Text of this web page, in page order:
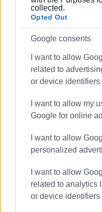
collected.
Opted Out
Google consents
I want to allow
related to
or device identifiers
I want to allow my
Google for online
I want to allow
personalized
I want to allow
related to analytics
or device identifiers
που ο πληθυσμός τους
ΦΩΤΟ@professors-
Εμφανίσεις: 126
ΕΛΕΝΗ
Εργάζεται στις
1990 σε θέσεις
δημόσιες σχέσεις,